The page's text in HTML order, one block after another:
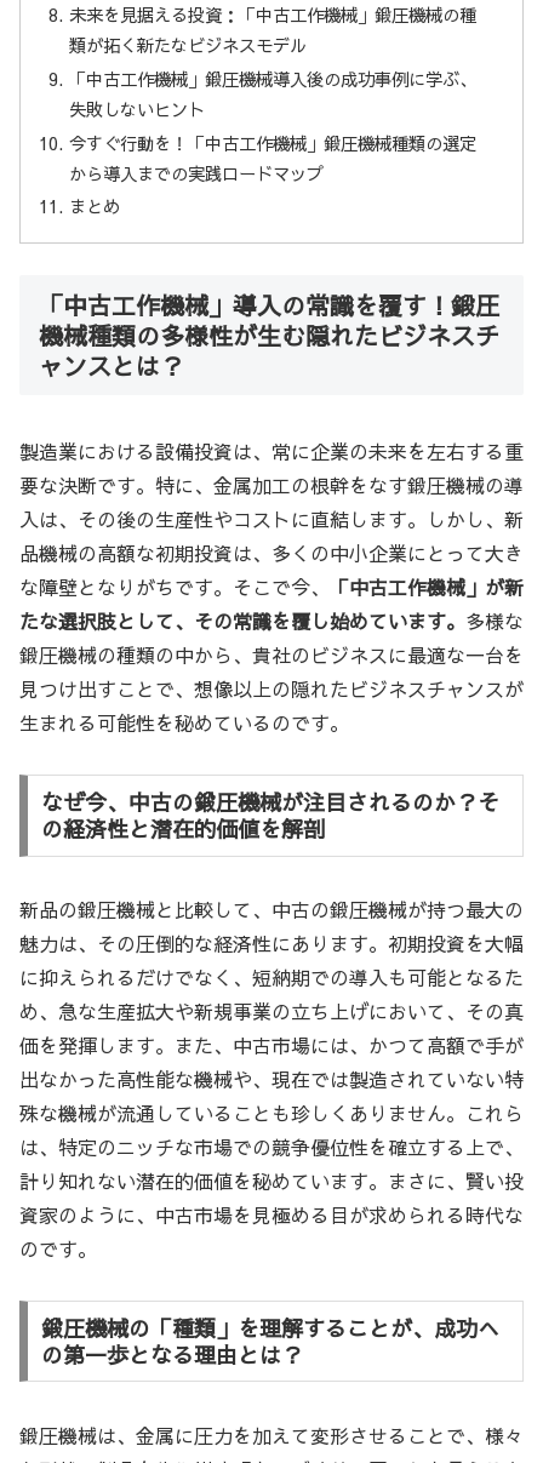
未来を見据える投資：「中古工作機械」鍛圧機械の種
類が拓く新たなビジネスモデル
「中古工作機械」鍛圧機械導入後の成功事例に学ぶ、
失敗しないヒント
今すぐ行動を！「中古工作機械」鍛圧機械種類の選定
から導入までの実践ロードマップ
まとめ
「中古工作機械」導入の常識を覆す！鍛圧
機械種類の多様性が生む隠れたビジネスチ
ャンスとは？
製造業における設備投資は、常に企業の未来を左右する重
要な決断です。特に、金属加工の根幹をなす鍛圧機械の導
入は、その後の生産性やコストに直結します。しかし、新
品機械の高額な初期投資は、多くの中小企業にとって大き
な障壁となりがちです。そこで今、
「中古工作機械」が新
たな選択肢として、その常識を覆し始めています。 多様な
鍛圧機械の種類の中から、貴社のビジネスに最適な一台を
見つけ出すことで、想像以上の隠れたビジネスチャンスが
生まれる可能性を秘めているのです。
なぜ今、中古の鍛圧機械が注目されるのか？そ
の経済性と潜在的価値を解剖
新品の鍛圧機械と比較して、中古の鍛圧機械が持つ最大の
魅力は、その圧倒的な経済性にあります。初期投資を大幅
に抑えられるだけでなく、短納期での導入も可能となるた
め、急な生産拡大や新規事業の立ち上げにおいて、その真
価を発揮します。また、中古市場には、かつて高額で手が
出なかった高性能な機械や、現在では製造されていない特
殊な機械が流通していることも珍しくありません。これら
は、特定のニッチな市場での競争優位性を確立する上で、
計り知れない潜在的価値を秘めています。まさに、賢い投
資家のように、中古市場を見極める目が求められる時代な
のです。
鍛圧機械の「種類」を理解することが、成功へ
の第一歩となる理由とは？
鍛圧機械は、金属に圧力を加えて変形させることで、様々